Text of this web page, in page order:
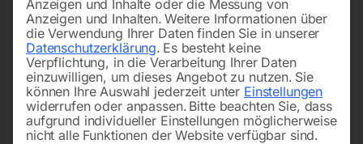
Anzeigen und Inhalte oder die Messung von
Anzeigen und Inhalten. Weitere Informationen über
die Verwendung Ihrer Daten finden Sie in unserer
Datenschutzerklärung. Es besteht keine
Verpflichtung, in die Verarbeitung Ihrer Daten
einzuwilligen, um dieses Angebot zu nutzen. Sie
können Ihre Auswahl jederzeit unter Einstellungen
widerrufen oder anpassen. Bitte beachten Sie, dass
aufgrund individueller Einstellungen möglicherweise
nicht alle Funktionen der Website verfügbar sind.